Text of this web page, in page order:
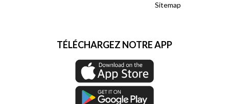
Sitemap
TÉLÉCHARGEZ NOTRE APP